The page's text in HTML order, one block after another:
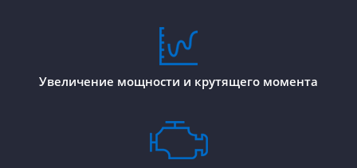
Увеличение мощности и крутящего момента